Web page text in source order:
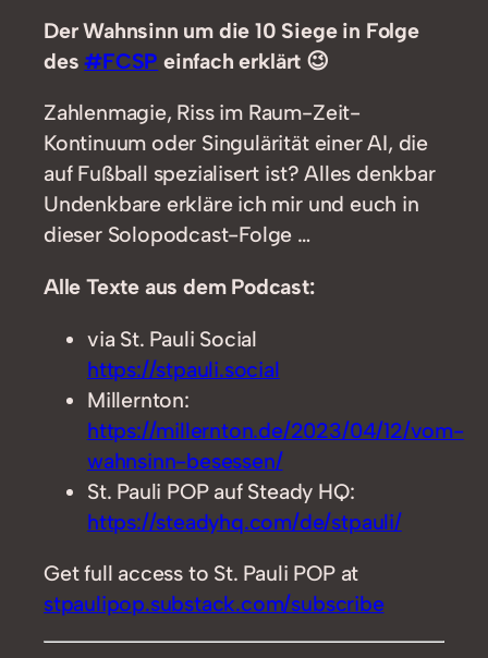
Der Wahnsinn um die 10 Siege in Folge
des#FCSP einfach erklärt 😉
Zahlenmagie, Riss im Raum-Zeit-
Kontinuum oder Singulärität einer AI, die
auf Fußball spezialisert ist? Alles denkbar
Undenkbare erkläre ich mir und euch in
dieser Solopodcast-Folge …
Alle Texte aus dem Podcast:
via St. Pauli Social
https://stpauli.social
Millernton:
https://millernton.de/2023/04/12/vom-
wahnsinn-besessen/
St. Pauli POP auf Steady HQ:
https://steadyhq.com/de/stpauli/
Get full access to St. Pauli POP at
stpaulipop.substack.com/subscribe